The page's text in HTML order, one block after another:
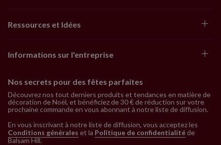
Ressources et Idées
Informations sur l'entreprise
Nos secrets pour des fêtes parfaites
Découvrez nos tout derniers produits et tendances en matière de
décoration de Noël, et bénéficiez de 30 € de réduction sur votre
prochaine commande en vous abonnant à notre liste de diffusion.
En vous inscrivant à notre liste de diffusion, vous acceptez les
Conditions générales et la Politique de confidentialitéde
Balsam Hill.